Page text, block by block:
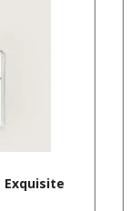
Exquisite